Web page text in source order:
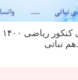
نباتی